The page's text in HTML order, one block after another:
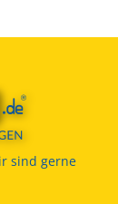
sind gerne